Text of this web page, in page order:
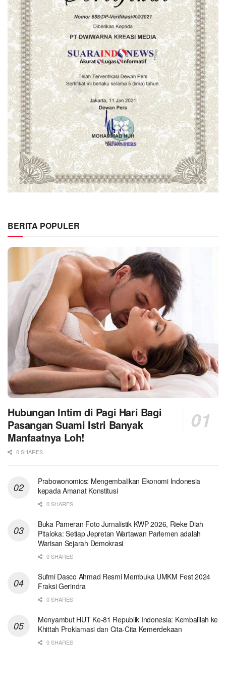
BERITA POPULER
Hubungan Intim di Pagi Hari Bagi
Pasangan Suami Istri Banyak
Manfaatnya Loh!
0 SHARES
Prabowonomics: Mengembalikan Ekonomi Indonesia
kepada Amanat Konstitusi
0 SHARES
Buka Pameran Foto Jurnalistik KWP 2026, Rieke Diah
Pitaloka: Setiap Jepretan Wartawan Parlemen adalah
Warisan Sejarah Demokrasi
0 SHARES
Sufmi Dasco Ahmad Resmi Membuka UMKM Fest 2024
Fraksi Gerindra
0 SHARES
Menyambut HUT Ke-81 Republik Indonesia: Kembalilah ke
Khittah Proklamasi dan Cita-Cita Kemerdekaan
0 SHARES